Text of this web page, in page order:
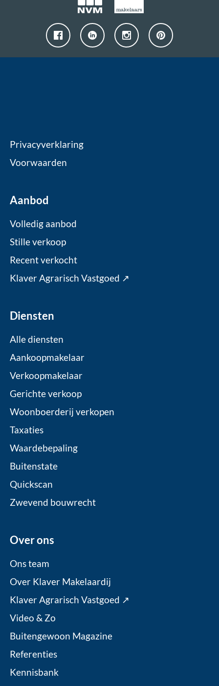
Privacyverklaring
Voorwaarden
Aanbod
Volledig aanbod
Stille verkoop
Recent verkocht
Klaver Agrarisch Vastgoed ↗
Diensten
Alle diensten
Aankoopmakelaar
Verkoopmakelaar
Gerichte verkoop
Woonboerderij verkopen
Taxaties
Waardebepaling
Buitenstate
Quickscan
Zwevend bouwrecht
Over ons
Ons team
Over Klaver Makelaardij
Klaver Agrarisch Vastgoed ↗
Video & Zo
Buitengewoon Magazine
Referenties
Kennisbank